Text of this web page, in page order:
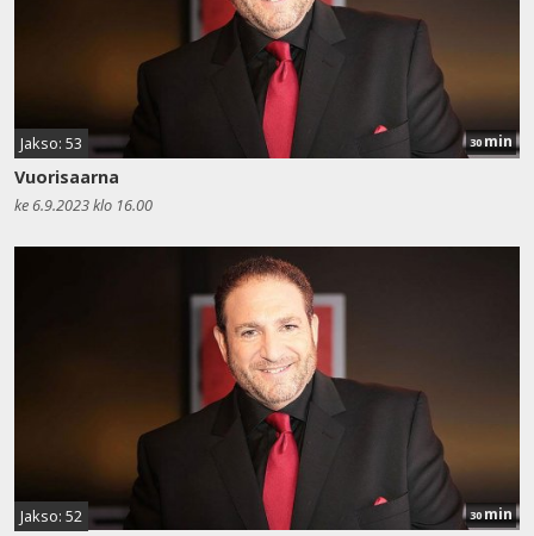
Jakso: 53 30min
Vuorisaarna
ke 6.9.2023 klo 16.00
Jakso: 52 30min